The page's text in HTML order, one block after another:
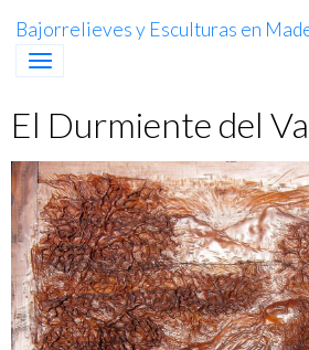
Bajorrelieves y Esculturas en
El Durmiente del